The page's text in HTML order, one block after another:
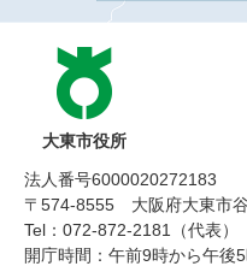
大東市役所
法人番号6000020272183
〒574-8555 大阪府大東市
Tel：072-872-2181（代表）
開庁時間：午前9時から午後